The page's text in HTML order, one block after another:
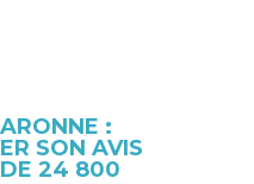
:
SON AVIS
DE 24 800